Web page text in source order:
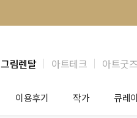
그림렌탈 아트테크 아트굿즈
이용후기 작가 큐레